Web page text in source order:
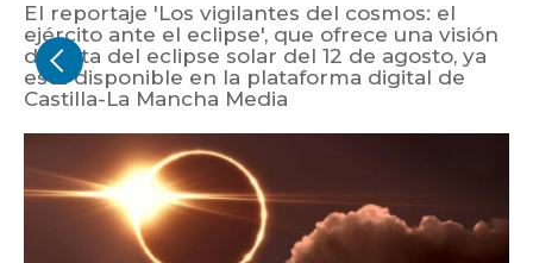
El reportaje 'Los vigilantes del cosmos: el
ejército ante el eclipse', que ofrece una visión
distinta del eclipse solar del 12 de agosto, ya
está disponible en la plataforma digital de
Castilla-La Mancha Media